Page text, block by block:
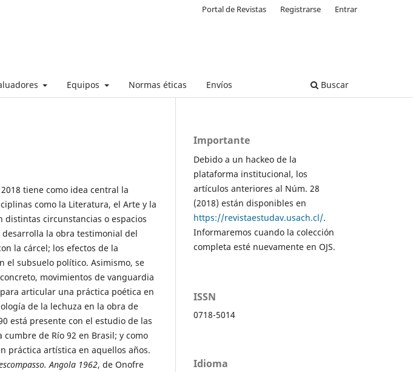
Equipos Normas éticas Envíos Buscar
Portal de Revistas Registrarse Entrar
tiene como idea central la
como la Literatura, el Arte y la
distintas circunstancias o espacios
la obra testimonial del
la cárcel; los efectos de la
el subsuelo político. Asimismo, se
movimientos de vanguardia
articular una práctica poética en
de la lechuza en la obra de
está presente con el estudio de las
de Río 92 en Brasil; y como
práctica artística en aquellos años.
Angola 1962, de Onofre
Importante
Debido a un hackeo de la
plataforma institucional, los
artículos anteriores al Núm. 28
(2018) están disponibles en
https://revistaestudav.usach.cl/.
Informaremos cuando la colección
completa esté nuevamente en OJS.
ISSN
0718-5014
Idioma